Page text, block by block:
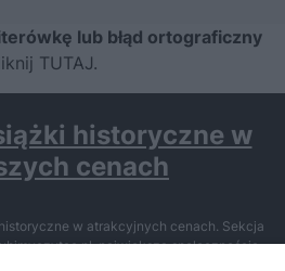
lub błąd ortograficzny
TUTAJ.
historyczne w
cenach
w atrakcyjnych cenach. Sekcja
największą społecznością
– dzięki temu możesz wybierać spośród